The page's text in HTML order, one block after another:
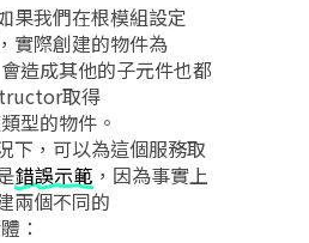
果我們在根模組設定
實際創建的物件為
造成其他的子元件也都
取得
型的物件。
下，可以為這個服務取
錯誤示範 ，因為事實上
兩個不同的
：